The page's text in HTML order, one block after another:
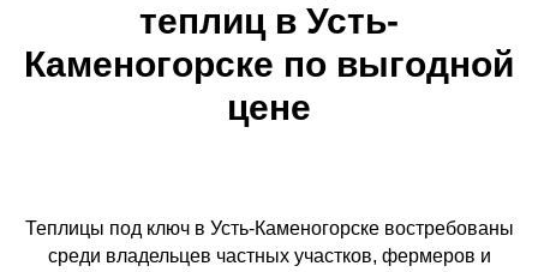
теплиц в Усть-
Каменогорске по выгодной
цене
Теплицы под ключ в Усть-Каменогорске востребованы
среди владельцев частных участков, фермеров и